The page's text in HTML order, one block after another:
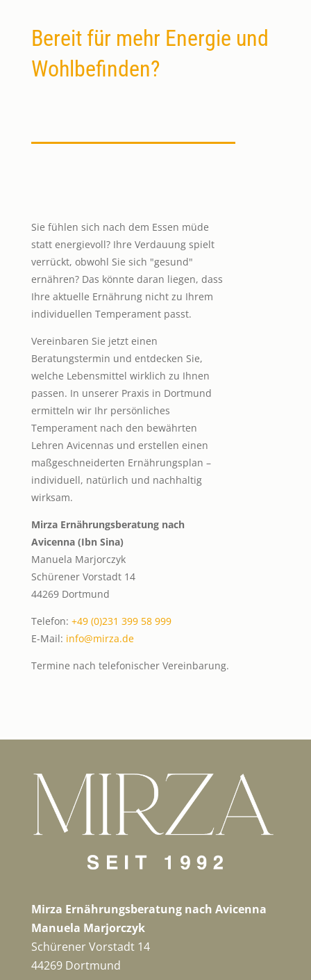
Bereit für mehr Energie und
Wohlbefinden?
Sie fühlen sich nach dem Essen müde
statt energievoll? Ihre Verdauung spielt
verrückt, obwohl Sie sich "gesund"
ernähren? Das könnte daran liegen, dass
Ihre aktuelle Ernährung nicht zu Ihrem
individuellen Temperament passt.
Vereinbaren Sie jetzt einen
Beratungstermin und entdecken Sie,
welche Lebensmittel wirklich zu Ihnen
passen. In unserer Praxis in Dortmund
ermitteln wir Ihr persönliches
Temperament nach den bewährten
Lehren Avicennas und erstellen einen
maßgeschneiderten Ernährungsplan –
individuell, natürlich und nachhaltig
wirksam.
Mirza Ernährungsberatung nach
Avicenna (Ibn Sina)
Manuela Marjorczyk
Schürener Vorstadt 14
44269 Dortmund
Telefon: +49 (0)231 399 58 999
E-Mail: info@mirza.de
Termine nach telefonischer Vereinbarung.
Mirza Ernährungsberatung nach Avicenna
Manuela Marjorczyk
Schürener Vorstadt 14
44269 Dortmund